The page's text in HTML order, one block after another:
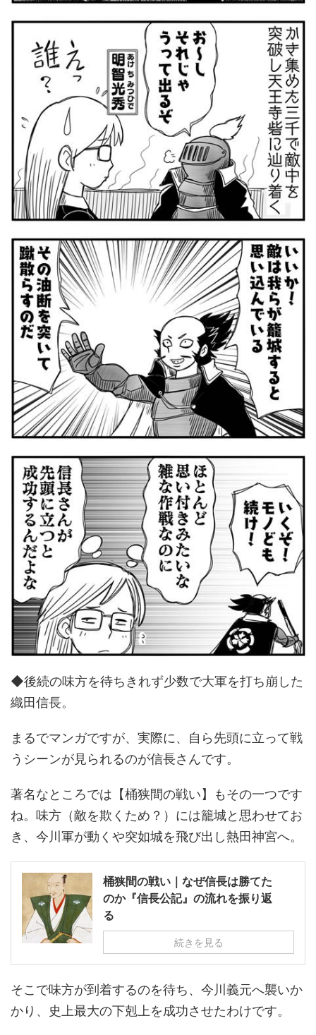
◆後続の味方を待ちきれず少数で大軍を打ち崩した
織田信長。
まるでマンガですが、実際に、自ら先頭に立って戦
うシーンが見られるのが信長さんです。
著名なところでは【桶狭間の戦い】もその一つです
ね。味方（敵を欺くため？）には籠城と思わせてお
き、今川軍が動くや突如城を飛び出し熱田神宮へ。
桶狭間の戦い｜なぜ信長は勝てた
のか『信長公記』の流れを振り返
る
続きを見る
そこで味方が到着するのを待ち、今川義元へ襲いか
かり、史上最大の下剋上を成功させたわけです。